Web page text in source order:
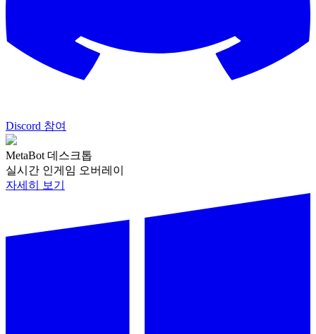
Discord 참여
MetaBot 데스크톱
실시간 인게임 오버레이
자세히 보기